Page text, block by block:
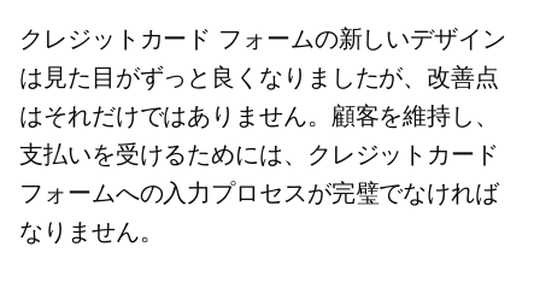
クレジットカード フォームの新しいデザイン
は見た目がずっと良くなりましたが、改善点
はそれだけではありません。顧客を維持し、
支払いを受けるためには、クレジットカード
フォームへの入力プロセスが完璧でなければ
なりません。